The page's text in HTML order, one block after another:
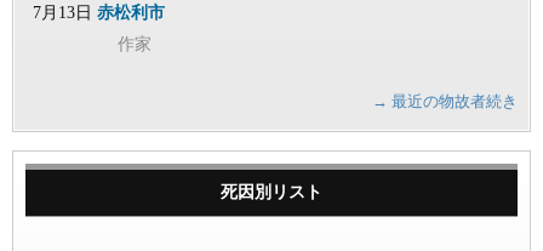
7月13日 赤松利市
作家
→ 最近の物故者続き
死因別リスト